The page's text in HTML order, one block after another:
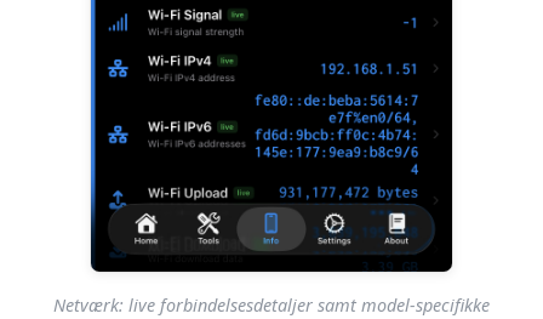
Netværk: live forbindelsesdetaljer samt model-specifikke